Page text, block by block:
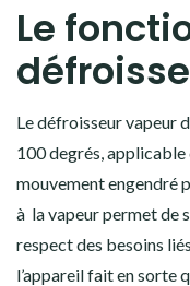
Le
Le défroisseur vapeur
100 degrés,
mouvement engendré
à la vapeur permet de
respect des besoins
l’appareil fait en sorte